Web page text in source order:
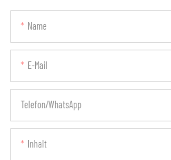
Name
E-Mail
Telefon/WhatsApp
Inhalt